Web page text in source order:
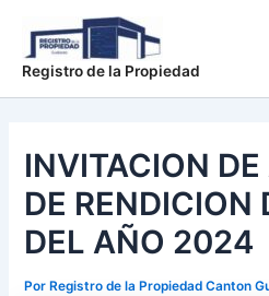
contenido
Registro de la Propiedad
INVITACION
DE RENDICION
DEL AÑO 2024
Por Registro de la Propiedad Canton